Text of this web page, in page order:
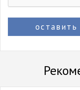
оставить